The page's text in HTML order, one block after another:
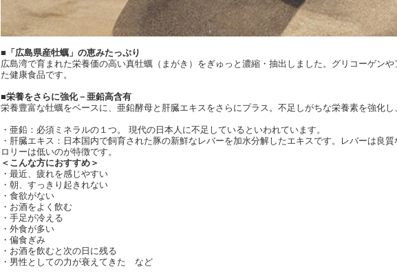
■「広島県産牡蠣」の恵みたっぷり
広島湾で育まれた栄養価の高い真牡蠣（まがき）をぎゅっと濃縮・抽出しました。グリコーゲン
た健康食品です。
■栄養をさらに強化－亜鉛高含有
栄養豊富な牡蠣をベースに、亜鉛酵母と肝臓エキスをさらにプラス。不足しがちな栄養素を強化し
・亜鉛：必須ミネラルの１つ。 現代の日本人に不足しているといわれています。
・肝臓エキス：日本国内で飼育された豚の新鮮なレバーを加水分解したエキスです。レバーは良
ロリーは低いのが特徴です。
＜こんな方におすすめ＞
・最近、疲れを感じやすい
・朝、すっきり起きれない
・食欲がない
・お酒をよく飲む
・手足が冷える
・外食が多い
・偏食ぎみ
・お酒を飲むと次の日に残る
・男性としての力が衰えてきた など